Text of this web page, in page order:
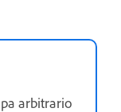
arbitrario